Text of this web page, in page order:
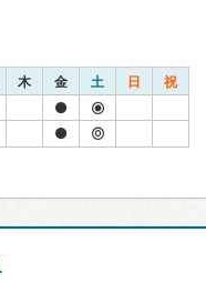
木 金 土 日 祝